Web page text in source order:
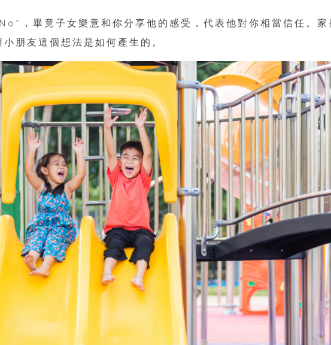
，畢竟子女樂意和你分享他的感受，代表他對你相當信任。家
朋友這個想法是如何產生的。